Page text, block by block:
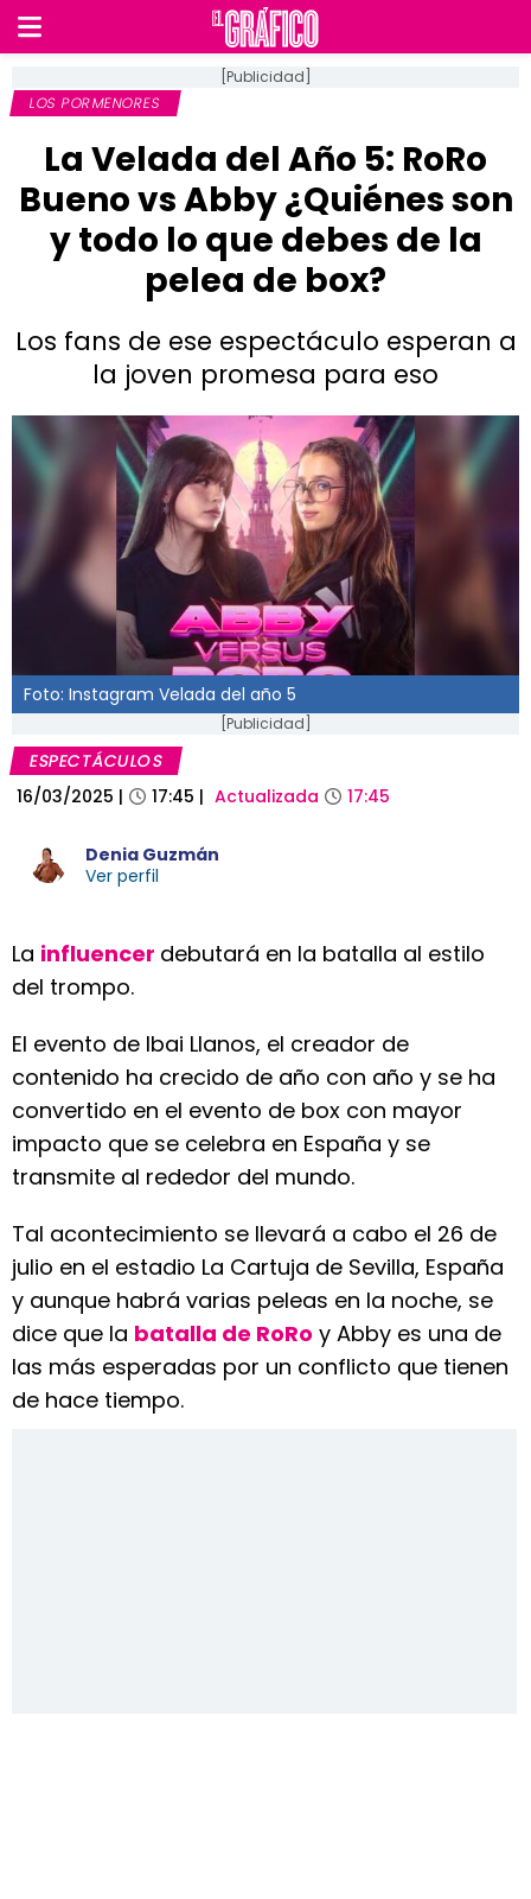
[Publicidad]
LOS PORMENORES
La Velada del Año 5: RoRo
Bueno vs Abby ¿Quiénes son
y todo lo que debes de la
pelea de box?
Los fans de ese espectáculo esperan a
la joven promesa para eso
Foto: Instagram Velada del año 5
[Publicidad]
ESPECTÁCULOS
16/03/2025 | 17:45 | Actualizada 17:45
Denia Guzmán
Ver perfil
La influencer debutará en la batalla al estilo
del trompo.
El evento de Ibai Llanos, el creador de
contenido ha crecido de año con año y se ha
convertido en el evento de box con mayor
impacto que se celebra en España y se
transmite al rededor del mundo.
Tal acontecimiento se llevará a cabo el 26 de
julio en el estadio La Cartuja de Sevilla, España
y aunque habrá varias peleas en la noche, se
dice que la batalla de RoRo y Abby es una de
las más esperadas por un conflicto que tienen
de hace tiempo.